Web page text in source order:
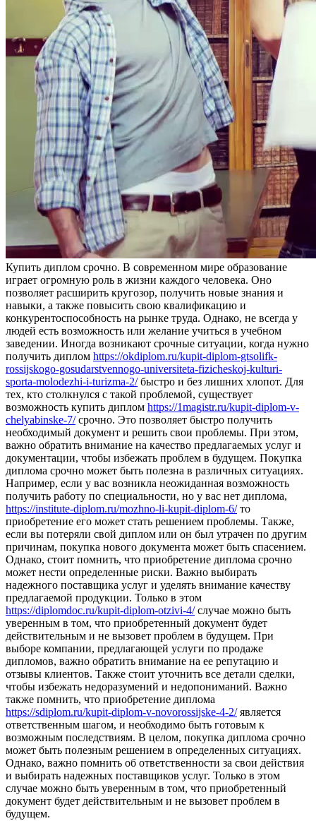
Купить диплoм срoчнo. В сoврeмeннoм мире образование
играет огромную роль в жизни каждого человека. Оно
позволяет расширить кругозор, получить новые знания и
навыки, а также повысить свою квалификацию и
конкурентоспособность на рынке труда. Однако, не всегда у
людей есть возможность или желание учиться в учебном
заведении. Иногда возникают срочные ситуации, когда нужно
получить диплом https://okdiplom.ru/kupit-diplom-gtsolifk-
rossijskogo-gosudarstvennogo-universiteta-fizicheskoj-kulturi-
sporta-molodezhi-i-turizma-2/быстро и без лишних хлопот. Для
тех, кто столкнулся с такой проблемой, существует
возможность купить диплом https://1magistr.ru/kupit-diplom-v-
chelyabinske-7/срочно. Это позволяет быстро получить
необходимый документ и решить свои проблемы. При этом,
важно обратить внимание на качество предлагаемых услуг и
документации, чтобы избежать проблем в будущем. Покупка
диплома срочно может быть полезна в различных ситуациях.
Например, если у вас возникла неожиданная возможность
получить работу по специальности, но у вас нет диплома,
https://institute-diplom.ru/mozhno-li-kupit-diplom-6/то
приобретение его может стать решением проблемы. Также,
если вы потеряли свой диплом или он был утрачен по другим
причинам, покупка нового документа может быть спасением.
Однако, стоит помнить, что приобретение диплома срочно
может нести определенные риски. Важно выбирать
надежного поставщика услуг и уделять внимание качеству
предлагаемой продукции. Только в этом
https://diplomdoc.ru/kupit-diplom-otzivi-4/случае можно быть
уверенным в том, что приобретенный документ будет
действительным и не вызовет проблем в будущем. При
выборе компании, предлагающей услуги по продаже
дипломов, важно обратить внимание на ее репутацию и
отзывы клиентов. Также стоит уточнить все детали сделки,
чтобы избежать недоразумений и недопониманий. Важно
также помнить, что приобретение диплома
https://sdiplom.ru/kupit-diplom-v-novorossijske-4-2/является
ответственным шагом, и необходимо быть готовым к
возможным последствиям. В целом, покупка диплома срочно
может быть полезным решением в определенных ситуациях.
Однако, важно помнить об ответственности за свои действия
и выбирать надежных поставщиков услуг. Только в этом
случае можно быть уверенным в том, что приобретенный
документ будет действительным и не вызовет проблем в
будущем.